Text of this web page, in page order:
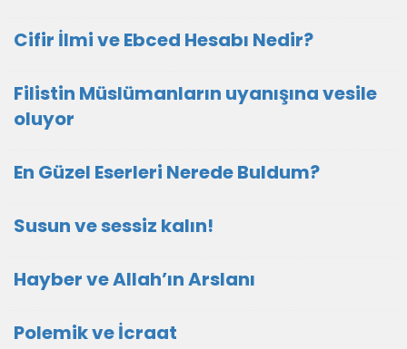
Cifir İlmi ve Ebced Hesabı Nedir?
Filistin Müslümanların uyanışına vesile
oluyor
En Güzel Eserleri Nerede Buldum?
Susun ve sessiz kalın!
Hayber ve Allah’ın Arslanı
Polemik ve İcraat